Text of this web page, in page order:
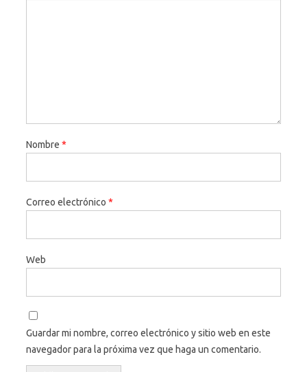
Nombre *
Correo electrónico *
Web
Guardar mi nombre, correo electrónico y sitio web en este
navegador para la próxima vez que haga un comentario.